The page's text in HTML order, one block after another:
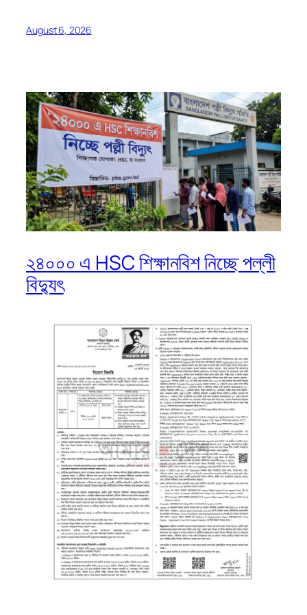
August 6, 2026
২৪০০০ এ HSC শিক্ষানবিশ নিচ্ছে পল্লী
বিদ্যুৎ